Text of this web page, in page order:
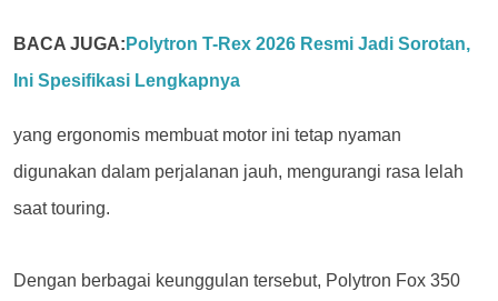
BACA JUGA: Polytron T-Rex 2026 Resmi Jadi Sorotan,
Ini Spesifikasi Lengkapnya
yang ergonomis membuat motor ini tetap nyaman
digunakan dalam perjalanan jauh, mengurangi rasa lelah
saat touring.
Dengan berbagai keunggulan tersebut, Polytron Fox 350